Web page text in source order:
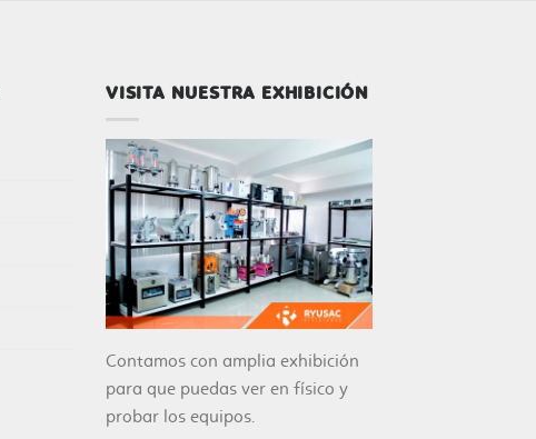
VISITA NUESTRA EXHIBICIÓN
Contamos con amplia exhibición
para que puedas ver en físico y
probar los equipos.